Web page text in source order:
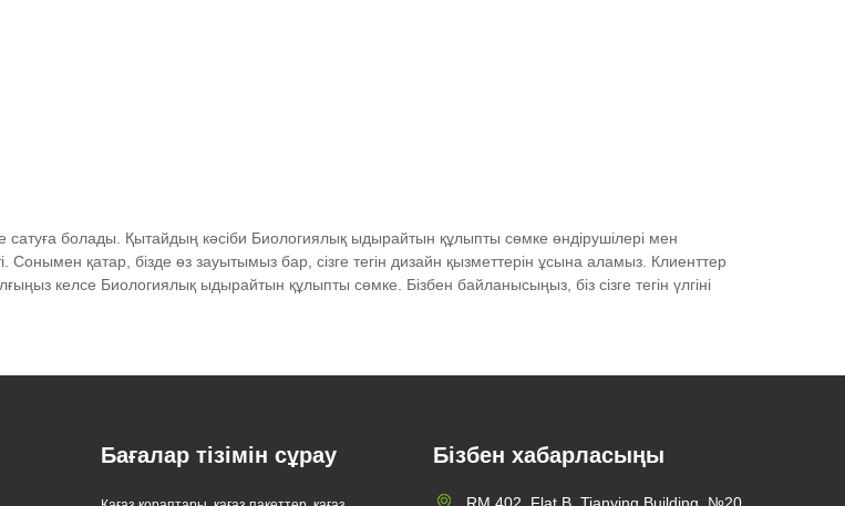
болады. Қытайдың кәсіби Биологиялық ыдырайтын құлыпты сөмке өндірушілері мен
Сонымен қатар, бізде өз зауытымыз бар, сізге тегін дизайн қызметтерін ұсына аламыз. Клиенттер
келсе Биологиялық ыдырайтын құлыпты сөмке. Бізбен байланысыңыз, біз сізге тегін үлгіні
Бағалар тізімін сұрау Бізбен хабарласыңы